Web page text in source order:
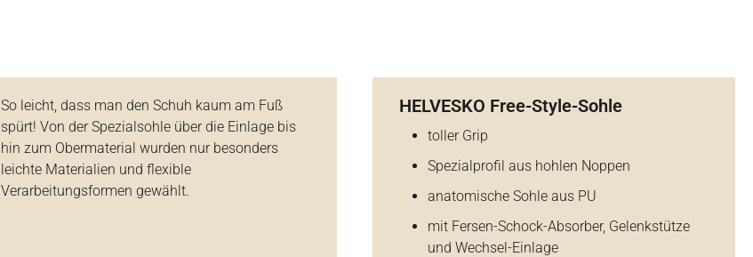
So leicht, dass man den Schuh kaum am Fuß
spürt! Von der Spezialsohle über die Einlage bis
hin zum Obermaterial wurden nur besonders
leichte Materialien und flexible
Verarbeitungsformen gewählt.
HELVESKO Free-Style-Sohle
toller Grip
Spezialprofil aus hohlen Noppen
anatomische Sohle aus PU
mit Fersen-Schock-Absorber, Gelenkstütze
und Wechsel-Einlage